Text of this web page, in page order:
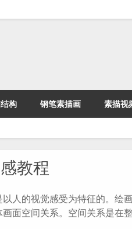
构 钢笔素描画 素描视
教程
的视觉感受为特征的。绘
面空间关系。空间关系是在